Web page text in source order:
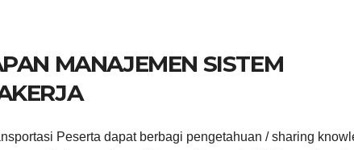
MANAJEMEN SISTEM
Peserta dapat berbagi pengetahuan / sharing